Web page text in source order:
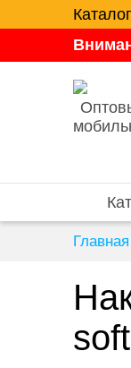
Главная